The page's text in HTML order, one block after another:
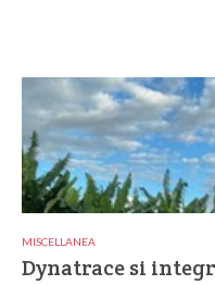
MISCELLANEA
Dynatrace si